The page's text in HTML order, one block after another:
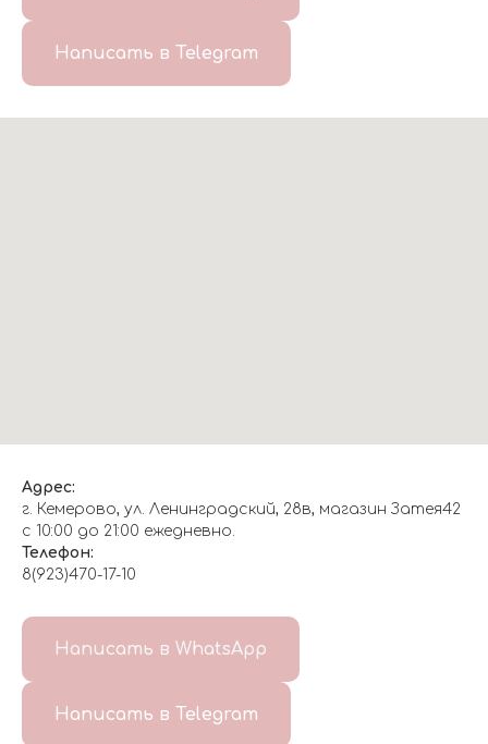
Написать в Telegram
Адрес:
г. Кемерово, ул. Ленинградский, 28в, магазин Затея42
с 10:00 до 21:00 ежедневно.
Телефон:
8(923)470-17-10
Написать в WhatsApp
Написать в Telegram
ДОСТАВКА/